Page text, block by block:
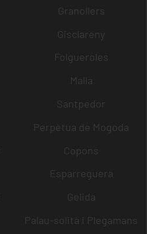
Granollers
Gisclareny
Folgueroles
Malla
Santpedor
Perpètua de Mogoda
Copons
Esparreguera
Gelida
Palau-solità i Plegamans